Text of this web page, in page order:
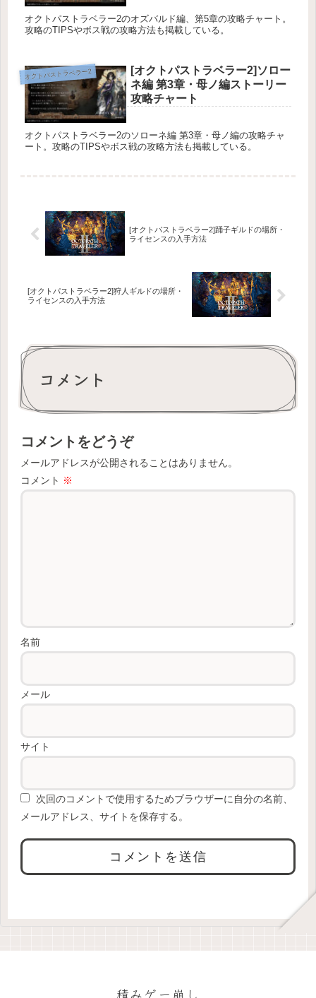
オクトパストラベラー2のオズバルド編、第5章の攻略チャート。
攻略のTIPSやボス戦の攻略方法も掲載している。
オクトパストラベラー2
[オクトパストラベラー2]ソロー
ネ編 第3章・母ノ編ストーリー
攻略チャート
オクトパストラベラー2のソローネ編 第3章・母ノ編の攻略チャ
ート。攻略のTIPSやボス戦の攻略方法も掲載している。
[オクトパストラベラー2]踊子ギルドの場所・
ライセンスの入手方法
[オクトパストラベラー2]狩人ギルドの場所・
ライセンスの入手方法
コメント
コメントをどうぞ
メールアドレスが公開されることはありません。
コメント ※
名前
メール
サイト
次回のコメントで使用するためブラウザーに自分の名前、
メールアドレス、サイトを保存する。
積みゲー崩し